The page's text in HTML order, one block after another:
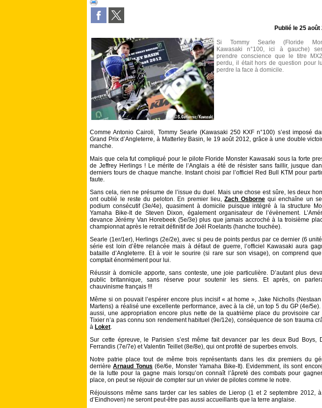
Publié le 25 août
Si Tommy Searle (Floride
Kawasaki n°100, ici à gauche)
prendre conscience que le titre
perdu, il était hors de question pour
perdre la face à domicile.
Comme Antonio Cairoli, Tommy Searle (Kawasaki 250 KXF n°100) s’est imposé
Grand Prix d’Angleterre, à Matterley Basin, le 19 août 2012, grâce à une double
manche.
Mais que cela fut compliqué pour le pilote Floride Monster Kawasaki sous la forte
de Jeffrey Herlings ! Le mérite de l’Anglais a été de résister sans faillir, jusque
derniers tours de chaque manche. Instant choisi par l’officiel Red Bull KTM pour
faute.
Sans cela, rien ne présume de l’issue du duel. Mais une chose est sûre, les deux
ont oublié le reste du peloton. En premier lieu,Zach Osbornequi enchaîne un
podium consécutif (3e/4e), quasiment à domicile puisque intégré à la structure
Yamaha Bike-It de Steven Dixon, également organisateur de l’évènement.
devance Jérémy Van Horebeek (5e/3e) plus que jamais accroché à la troisième
championnat après le retrait définitif de Joël Roelants (hanche touchée).
Searle (1er/1er), Herlings (2e/2e), avec si peu de points perdus par ce dernier (6
série est loin d’être relancée mais à défaut de guerre, l’officiel Kawasaki aura
bataille d’Angleterre. Et à voir le sourire (si rare sur son visage), on comprend
comptait énormément pour lui.
Réussir à domicile apporte, sans conteste, une joie particulière. D’autant plus
public britannique, sans réserve pour soutenir les siens. Et après, on
chauvinisme français !!!
Même si on pouvait l’espérer encore plus incisif « at home », Jake Nicholls (Nestaan
Martens) a réalisé une excellente performance, avec à la clé, un top 5 du GP (4e/5e).
aussi, une appropriation encore plus nette de la quatrième place du provisoire car
Tixier n’a pas connu son rendement habituel (9e/12e), conséquence de son trauma
à Loket.
Sur cette épreuve, le Parisien s’est même fait devancer par les deux Bud Boys,
Ferrandis (7e/7e) et Valentin Teillet (8e/8e), qui ont profité de superbes envols.
Notre patrie place tout de même trois représentants dans les dix premiers du
derrièreArnaud Tonus (6e/6e, Monster Yamaha Bike-It). Evidemment, ils sont
de la lutte pour la gagne mais lorsqu’on connaît l’âpreté des combats pour
place, on peut se réjouir de compter sur un vivier de pilotes comme le notre.
Réjouissons même sans tarder car les sables de Lierop (1 et 2 septembre 2012, à
d’Eindhoven) ne seront peut-être pas aussi accueillants que la terre anglaise.